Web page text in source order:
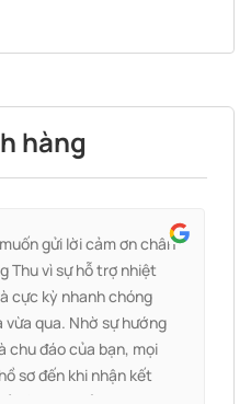
hàng
gửi lời cảm ơn chân
Thu vì sự hỗ trợ nhiệt
cực kỳ nhanh chóng
qua. Nhờ sự hướng
chu đáo của bạn, mọi
sơ đến khi nhận kết